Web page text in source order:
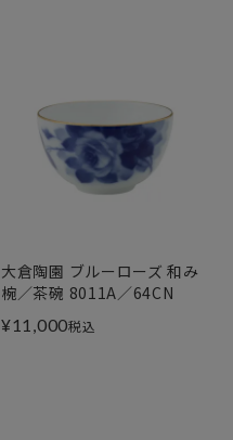
大倉陶園 ブルーローズ 和み
椀／茶碗 8011A／64CN
¥11,000税込